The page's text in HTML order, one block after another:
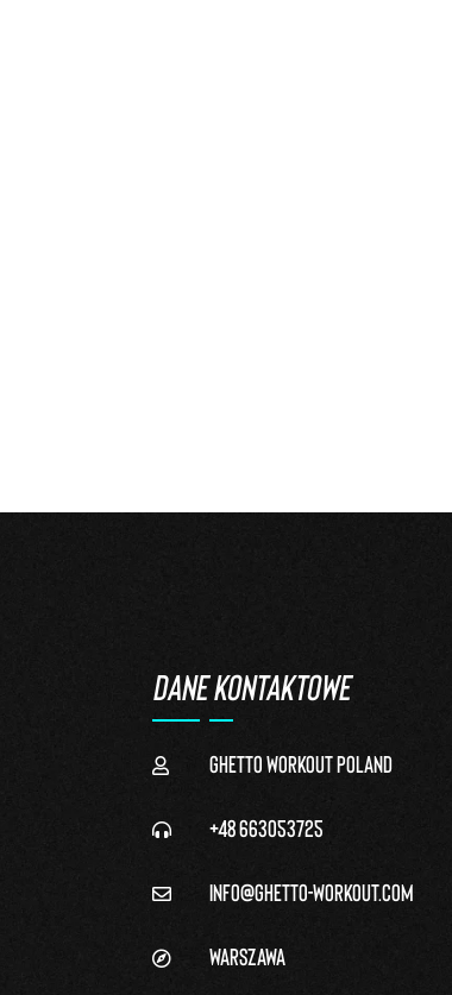
DANE KONTAKTOWE
Ghetto Workout Poland
+48 663053725
info@ghetto-workout.com
Warszawa